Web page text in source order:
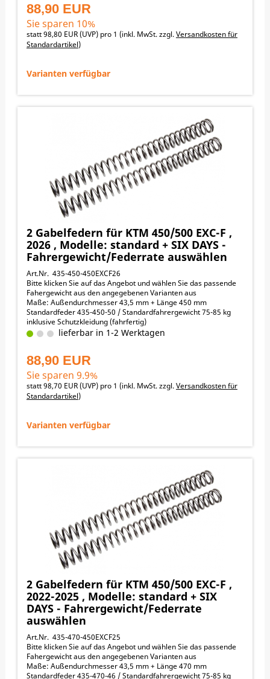
KTM 125EXC 2005-2016
KTM 125SX 2004-2006
KTM 200EXC 2005-2016
KTM 250EXC 2005-2016
KTM 250EXC-F 2005-2016
KTM 300EXC 2005-2016
KTM 400EXC-F 2005-2016
KTM 450EXC-F 2005-2016
SUZUKI DR-Z400 2000-2007
HUSABERG FE390 2009-2010
HUSABERG FE450 2009-2010
HUSABERG FE570 2009-2010
88,90 EUR
Sie sparen 10%
statt98,80 EUR(UVP) pro 1 (inkl. MwSt. zzgl.Versandkosten für
Standardartikel)
Varianten verfügbar
2 Gabelfedern für KTM 450/500 EXC-F ,
2026 , Modelle: standard + SIX DAYS -
Fahrergewicht/Federrate auswählen
Art.Nr. 435-450-450EXCF26
Bitte klicken Sie auf das Angebot und wählen Sie das passende
Fahergewicht aus den angegebenen Varianten aus
Maße: Außendurchmesser 43,5 mm + Länge 450 mm
Standardfeder 435-450-50 / Standardfahrergewicht 75-85 kg
inklusive Schutzkleidung (fahrfertig)
Fahrergewicht / empfohlene Federraten:
65-75 kg -> 4,8 N/mm
75-85 kg -> 5,0 N/mm
85-95 kg -> 5,2 N/mm
95-105 kg -> 5,4 N/mm
105-115 kg -> 5,6 N/mm
lieferbar in 1-2 Werktagen
88,90 EUR
Sie sparen 9.9%
statt98,70 EUR(UVP) pro 1 (inkl. MwSt. zzgl.Versandkosten für
Standardartikel)
Varianten verfügbar
2 Gabelfedern für KTM 450/500 EXC-F ,
2022-2025 , Modelle: standard + SIX
DAYS - Fahrergewicht/Federrate
auswählen
Art.Nr. 435-470-450EXCF25
Bitte klicken Sie auf das Angebot und wählen Sie das passende
Fahergewicht aus den angegebenen Varianten aus
Maße: Außendurchmesser 43,5 mm + Länge 470 mm
Standardfeder 435-470-46 / Standardfahrergewicht 75-85 kg